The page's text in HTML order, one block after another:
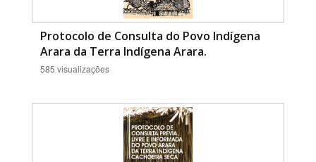
Protocolo de Consulta do Povo Indígena
Arara da Terra Indígena Arara.
585 visualizações